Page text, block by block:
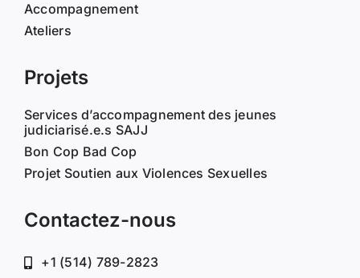
Accompagnement
Ateliers
Projets
Services d’accompagnement des jeunes
judiciarisé.e.s SAJJ
Bon Cop Bad Cop
Projet Soutien aux Violences Sexuelles
Contactez-nous
+1 (514) 789-2823